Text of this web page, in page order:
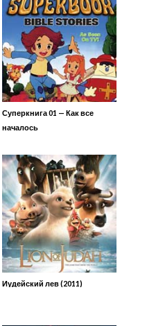
Суперкнига 01 — Как все
началось
Иудейский лев (2011)